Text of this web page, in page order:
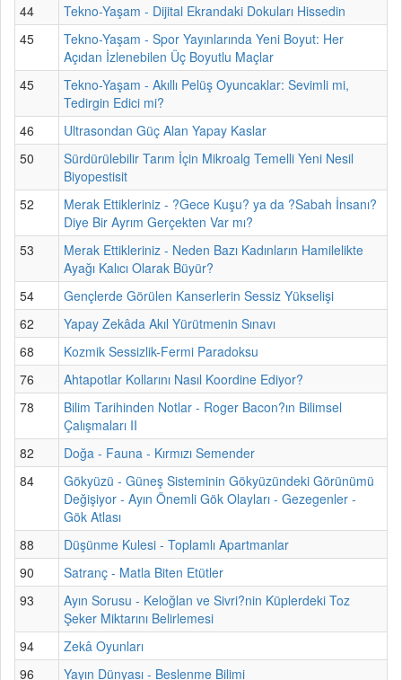
44
Tekno-Yaşam - Dijital Ekrandaki Dokuları Hissedin
45
Tekno-Yaşam - Spor Yayınlarında Yeni Boyut: Her
Açıdan İzlenebilen Üç Boyutlu Maçlar
45
Tekno-Yaşam - Akıllı Pelüş Oyuncaklar: Sevimli mi,
Tedirgin Edici mi?
46
Ultrasondan Güç Alan Yapay Kaslar
50
Sürdürülebilir Tarım İçin Mikroalg Temelli Yeni Nesil
Biyopestisit
52
Merak Ettikleriniz - ?Gece Kuşu? ya da ?Sabah İnsanı?
Diye Bir Ayrım Gerçekten Var mı?
53
Merak Ettikleriniz - Neden Bazı Kadınların Hamilelikte
Ayağı Kalıcı Olarak Büyür?
54
Gençlerde Görülen Kanserlerin Sessiz Yükselişi
62
Yapay Zekâda Akıl Yürütmenin Sınavı
68
Kozmik Sessizlik-Fermi Paradoksu
76
Ahtapotlar Kollarını Nasıl Koordine Ediyor?
78
Bilim Tarihinden Notlar - Roger Bacon?ın Bilimsel
Çalışmaları II
82
Doğa - Fauna - Kırmızı Semender
84
Gökyüzü - Güneş Sisteminin Gökyüzündeki Görünümü
Değişiyor - Ayın Önemli Gök Olayları - Gezegenler -
Gök Atlası
88
Düşünme Kulesi - Toplamlı Apartmanlar
90
Satranç - Matla Biten Etütler
93
Ayın Sorusu - Keloğlan ve Sivri?nin Küplerdeki Toz
Şeker Miktarını Belirlemesi
94
Zekâ Oyunları
96
Yayın Dünyası - Beslenme Bilimi